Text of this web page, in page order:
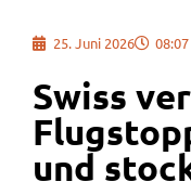
25. Juni 2026 08:07
Swiss
und